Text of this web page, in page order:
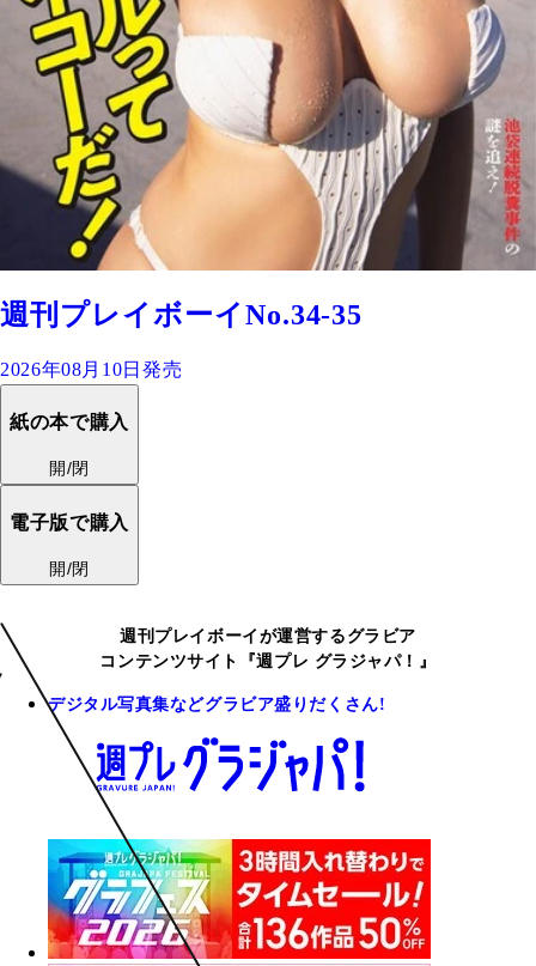
週刊プレイボーイNo.34-35
2026年08月10日発売
紙の本で購入
開/閉
電子版で購入
開/閉
週刊プレイボーイが運営するグラビア
コンテンツサイト『週プレ グラジャパ！』
デジタル写真集などグラビア盛りだくさん!